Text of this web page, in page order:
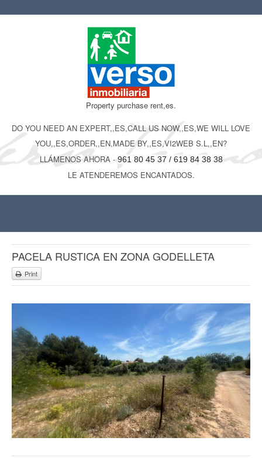
Property purchase rent,es.
DO YOU NEED AN EXPERT,,ES,CALL US NOW,,ES,WE WILL LOVE
YOU,,ES,ORDER,,EN,MADE BY,,ES,VI2WEB S.L,,EN?
LLÁMENOS AHORA - 961 80 45 37 / 619 84 38 38
LE ATENDEREMOS ENCANTADOS.
PACELA RUSTICA EN ZONA GODELLETA
Print